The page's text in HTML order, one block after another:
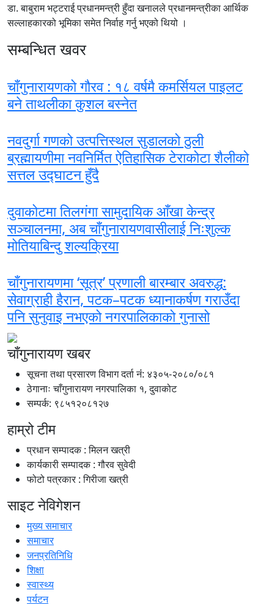
डा. बाबुराम भट्टराई प्रधानमन्त्री हुँदा खनालले प्रधानमन्त्रीका आर्थिक
सल्लाहकारको भूमिका समेत निर्वाह गर्नु भएको थियो ।
सम्बन्धित खवर
चाँगुनारायणको गौरव : १८ वर्षमै कमर्सियल पाइलट
बने ताथलीका कुशल बस्नेत
नवदुर्गा गणको उत्पत्तिस्थल सुडालको ठुली
ब्रह्मायणीमा नवनिर्मित ऐतिहासिक टेराकोटा शैलीको
सत्तल उद्घाटन हुँदै
दुवाकोटमा तिलगंगा सामुदायिक आँखा केन्द्र
सञ्चालनमा, अब चाँगुनारायणवासीलाई निःशुल्क
मोतियाबिन्दु शल्यक्रिया
चाँगुनारायणमा ‘सूत्र’ प्रणाली बारम्बार अवरुद्ध:
सेवाग्राही हैरान, पटक–पटक ध्यानाकर्षण गराउँदा
पनि सुनुवाइ नभएको नगरपालिकाको गुनासो
चाँगुनारायण खबर
सूचना तथा प्रसारण विभाग दर्ता नंं: ४३०५-२०८०/०८१
ठेगानाः चाँगुनारायण नगरपालिका १, दुवाकोट
सम्पर्क: ९८५१२०८१२७
हाम्रो टीम
प्रधान सम्पादक : मिलन खत्री
कार्यकारी सम्पादक : गौरव सुवेदी
फोटो पत्रकार : गिरीजा खत्री
साइट नेविगेशन
मुख्य समाचार
समाचार
जनप्रतिनिधि
शिक्षा
स्वास्थ्य
पर्यटन